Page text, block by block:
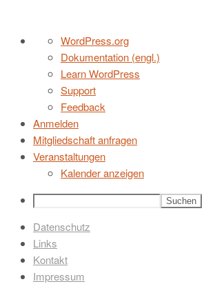
Zum
Über
WordPress
WordPress.org
Dokumentation (engl.)
Learn WordPress
Support
Feedback
Anmelden
Mitgliedschaft anfragen
Veranstaltungen
Kalender anzeigen
Suchen
Datenschutz
Links
Kontakt
Impressum